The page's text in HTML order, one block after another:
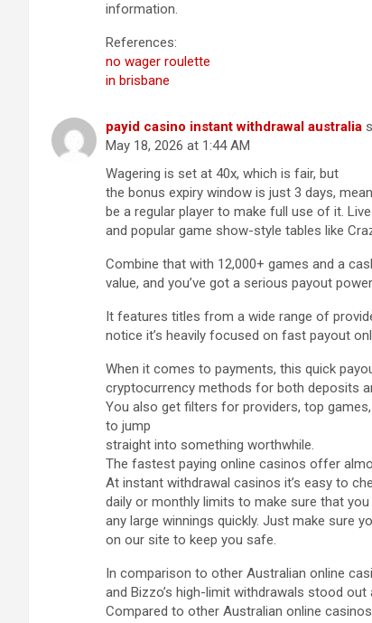
information.
References:
no wager roulette
in brisbane
payid casino instant withdrawal australia
May 18, 2026 at 1:44 AM
Wagering is set at 40x, which is fair, but
the bonus expiry window is just 3 days,
be a regular player to make full use of it.
and popular game show-style tables like
Combine that with 12,000+ games and a
value, and you’ve got a serious payout
It features titles from a wide range of
notice it’s heavily focused on fast payout
When it comes to payments, this quick
cryptocurrency methods for both deposits
You also get filters for providers, top
to jump
straight into something worthwhile.
The fastest paying online casinos offer
At instant withdrawal casinos it’s easy to
daily or monthly limits to make sure that
any large winnings quickly. Just make sure
on our site to keep you safe.
In comparison to other Australian online
and Bizzo’s high-limit withdrawals stood
Compared to other Australian online